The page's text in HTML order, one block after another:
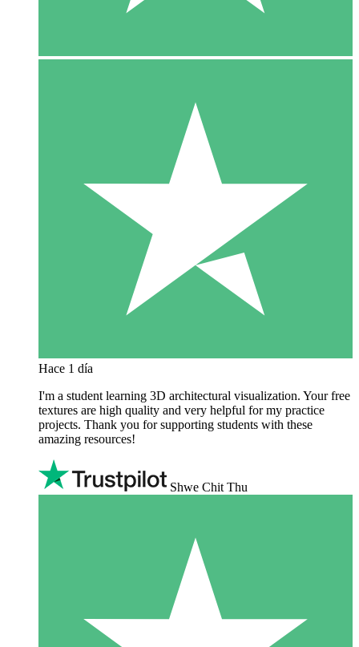
Hace 1 día
I'm a student learning 3D architectural visualization. Your free
textures are high quality and very helpful for my practice
projects. Thank you for supporting students with these
amazing resources!
Shwe Chit Thu